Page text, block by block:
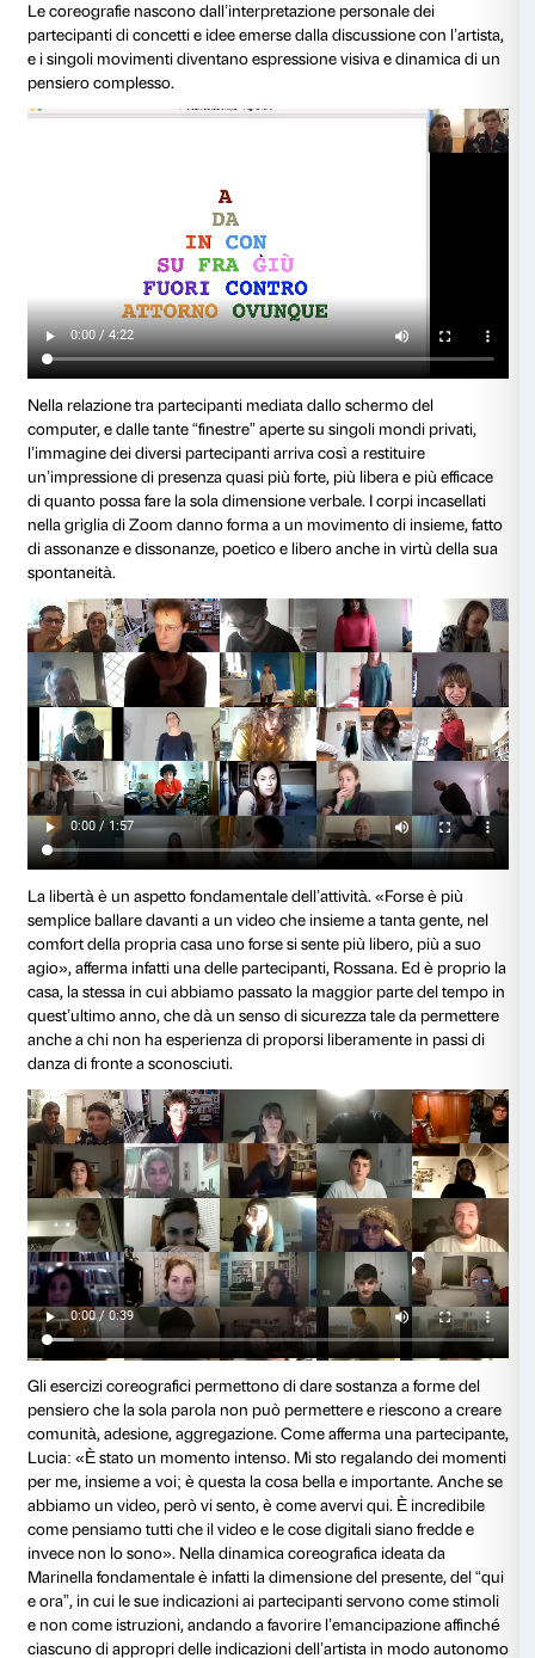
I partecipanti, tranne poche eccezioni, non hanno
danza e questo tipo di workshop porta con sé una
utilizzare il corpo in movimento di fronte a uno
proposti piccoli esercizi di riscaldamento che si
azioni specifiche: respirare correttamente, liberare la
muovere una mano o un piede immaginando di
Gli esercizi permettono ai partecipanti di prendere
movimento e con lo spazio. Il corpo diventa
per connettersi al proprio luogo fisico ma anche
Le coreografie nascono dall’interpretazione
partecipanti di concetti e idee emerse dalla
e i singoli movimenti diventano espressione visiva e
pensiero complesso.
Nella relazione tra partecipanti mediata dallo
computer, e dalle tante “finestre” aperte su singoli